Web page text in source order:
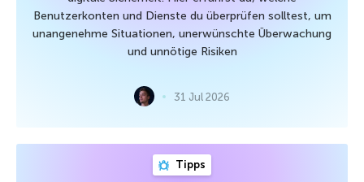
Benutzerkonten und Dienste du überprüfen solltest, um
unangenehme Situationen, unerwünschte Überwachung
und unnötige Risiken
31 Jul 2026
Tipps